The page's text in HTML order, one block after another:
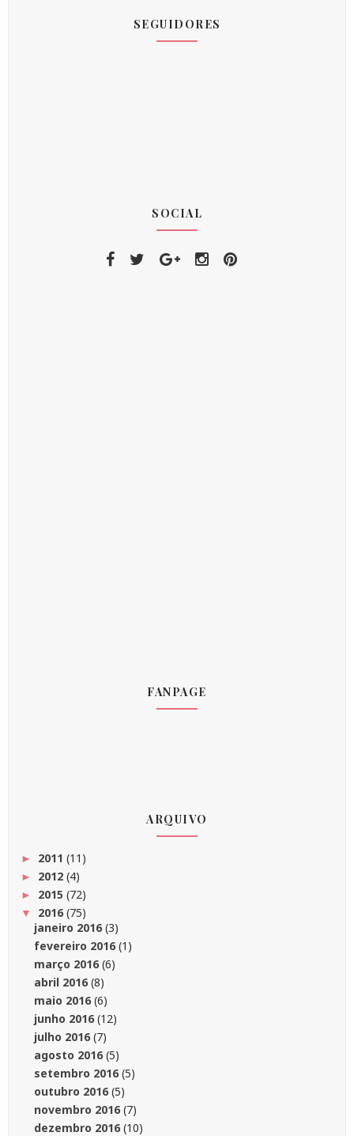
SEGUIDORES
SOCIAL
FANPAGE
ARQUIVO
► 2011 (11)
► 2012 (4)
► 2015 (72)
▼ 2016(75)
janeiro 2016(3)
fevereiro 2016(1)
março 2016(6)
abril 2016(8)
maio 2016(6)
junho 2016(12)
julho 2016(7)
agosto 2016(5)
setembro 2016(5)
outubro 2016(5)
novembro 2016(7)
dezembro 2016(10)